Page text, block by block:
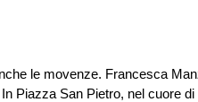
le movenze. Francesca
Piazza San Pietro, nel cuore